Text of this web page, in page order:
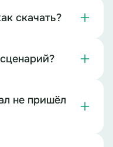
скачать?
не пришёл